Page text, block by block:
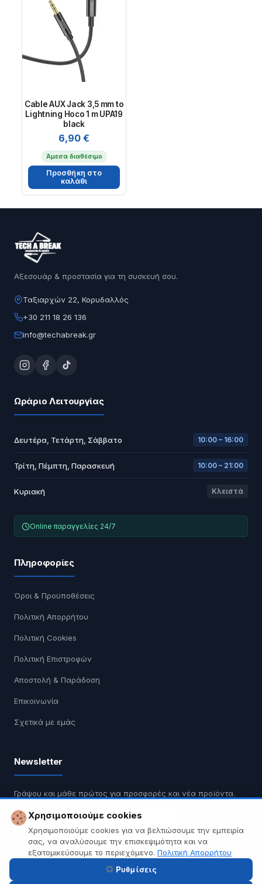
Cable AUX Jack 3,5 mm to
Lightning Hoco 1 m UPA19
black
6,90€
Άμεσα διαθέσιμο
Προσθήκη στο
καλάθι
Αξεσουάρ & προστασία για τη συσκευή σου.
Ταξιαρχών 22, Κορυδαλλός
+30 211 18 26 136
info@techabreak.gr
Ωράριο Λειτουργίας
Δευτέρα, Τετάρτη, Σάββατο 10:00 – 16:00
Τρίτη, Πέμπτη, Παρασκευή 10:00 – 21:00
Κυριακή Κλειστά
Online παραγγελίες 24/7
Πληροφορίες
Όροι & Προϋποθέσεις
Πολιτική Απορρήτου
Πολιτική Cookies
Πολιτική Επιστροφών
Αποστολή & Παράδοση
Επικοινωνία
Σχετικά με εμάς
Newsletter
Γράψου και μάθε πρώτος για προσφορές και νέα προϊόντα.
Δεν κάνουμε spam. Διαγραφή οποιαδήποτε στιγμή.
Χρησιμοποιούμε cookies
Χρησιμοποιούμε cookies για να βελτιώσουμε την εμπειρία
σας, να αναλύσουμε την επισκεψιμότητα και να
εξατομικεύσουμε το περιεχόμενο. Πολιτική Απορρήτου
Ρυθμίσεις